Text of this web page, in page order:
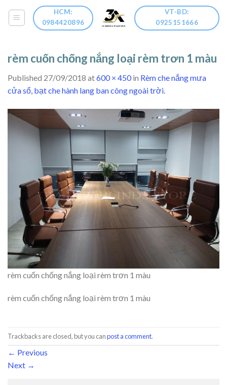
HCM:
0984420896
VT-BD:
0925151666
rèm cuốn chống nắng loại rèm trơn 1 màu
Published 27/09/2018 at600 × 450in Rèm che nắng mưa
cửa sổ, bạt che hành lang ban công ngoài trời.
rèm cuốn chống nắng loại rèm trơn 1 màu
rèm cuốn chống nắng loại rèm trơn 1 màu
Trackbacks are closed, but you canpost a comment.
← Previous
Next →